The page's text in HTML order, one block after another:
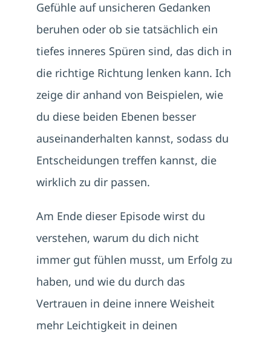
Gefühle auf unsicheren Gedanken
beruhen oder ob sie tatsächlich ein
tiefes inneres Spüren sind, das dich in
die richtige Richtung lenken kann. Ich
zeige dir anhand von Beispielen, wie
du diese beiden Ebenen besser
auseinanderhalten kannst, sodass du
Entscheidungen treffen kannst, die
wirklich zu dir passen.
Am Ende dieser Episode wirst du
verstehen, warum du dich nicht
immer gut fühlen musst, um Erfolg zu
haben, und wie du durch das
Vertrauen in deine innere Weisheit
mehr Leichtigkeit in deinen